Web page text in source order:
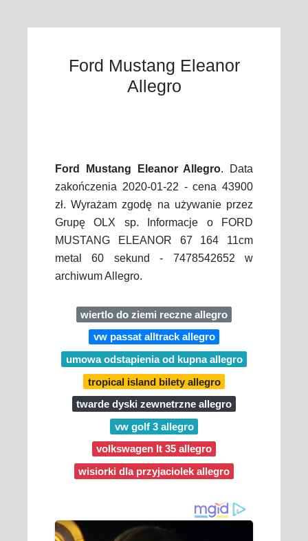
Ford Mustang Eleanor
Allegro
Ford Mustang Eleanor Allegro. Data
zakończenia 2020-01-22 - cena 43900
zł. Wyrażam zgodę na używanie przez
Grupę OLX sp. Informacje o FORD
MUSTANG ELEANOR 67 164 11cm
metal 60 sekund - 7478542652 w
archiwum Allegro.
wiertlo do ziemi reczne allegro
vw passat alltrack allegro
umowa odstapienia od kupna allegro
tropical island bilety allegro
twarde dyski zewnetrzne allegro
vw golf 3 allegro
volkswagen lt 35 allegro
wisiorki dla przyjaciolek allegro